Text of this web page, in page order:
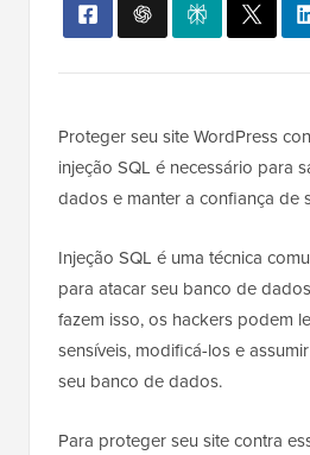
Proteger seu site WordPress
injeção SQL é necessário para
dados e manter a confiança de
Injeção SQL é uma técnica
para atacar seu banco de
fazem isso, os hackers podem
sensíveis, modificá-los e
seu banco de dados.
Para proteger seu site contra